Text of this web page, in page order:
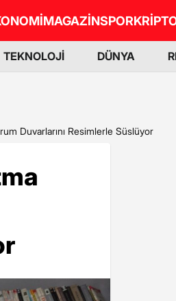
MAGAZİNSPOR
TEKNOLOJİ DÜNYA
Duvarlarını Resimlerle Süslüyor